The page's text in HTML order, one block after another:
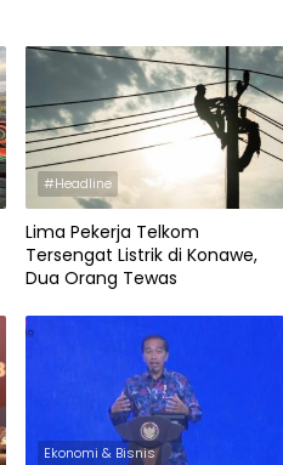
#Headline
Lima Pekerja Telkom
Tersengat Listrik di Konawe,
Dua Orang Tewas
Ekonomi & Bisnis